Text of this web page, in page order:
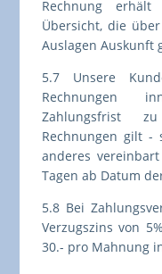
Rechnung
Übersicht, die
Auslagen Auskunft
5.7 Unsere
Rechnungen
Zahlungsfrist
Rechnungen gilt -
anderes
Tagen ab Datum
5.8 Bei
Verzugszins von
30.- pro Mahnung